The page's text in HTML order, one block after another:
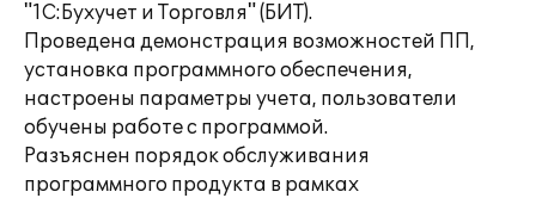
"1С:Бухучет и Торговля" (БИТ).
Проведена демонстрация возможностей ПП,
установка программного обеспечения,
настроены параметры учета, пользователи
обучены работе с программой.
Разъяснен порядок обслуживания
программного продукта в рамках